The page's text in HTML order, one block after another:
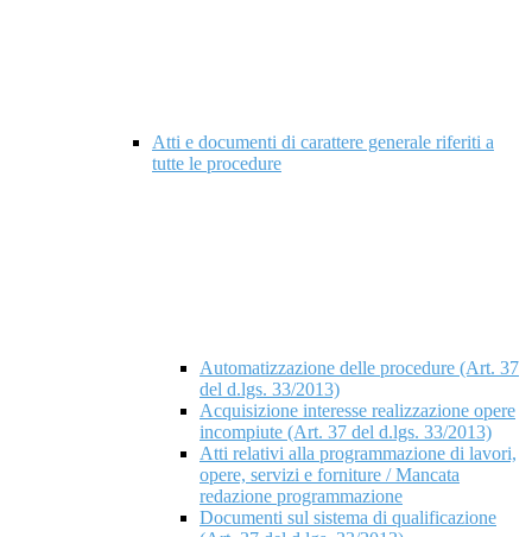
Atti e documenti di carattere generale riferiti a
tutte le procedure
Automatizzazione delle procedure (Art. 37
del d.lgs. 33/2013)
Acquisizione interesse realizzazione opere
incompiute (Art. 37 del d.lgs. 33/2013)
Atti relativi alla programmazione di lavori,
opere, servizi e forniture / Mancata
redazione programmazione
Documenti sul sistema di qualificazione